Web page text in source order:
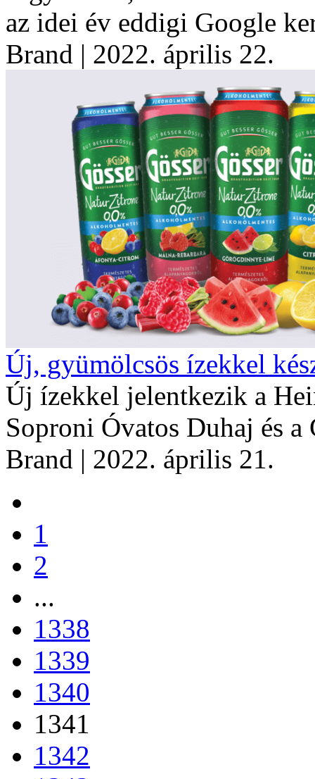
az idei év eddigi Google
Brand | 2022. április 22.
Új, gyümölcsös ízekkel
Új ízekkel jelentkezik a
Soproni Óvatos Duhaj és
Brand | 2022. április 21.
1
2
...
1338
1339
1340
1341
1342